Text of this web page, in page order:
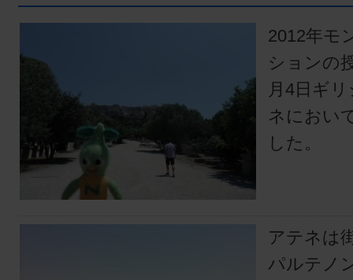
2012年モ
ションの
月4日ギ
ネにおい
した。
アテネは
パルテノ